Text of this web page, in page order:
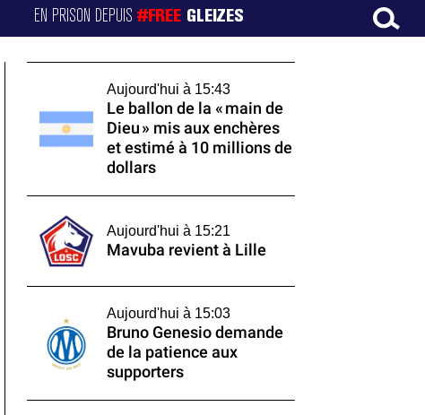
EN PRISON DEPUIS#FREE GLEIZES
Aujourd'hui à 15:43
Le ballon de la « main de
Dieu » mis aux enchères
et estimé à 10 millions de
dollars
Aujourd'hui à 15:21
Mavuba revient à Lille
Aujourd'hui à 15:03
Bruno Genesio demande
de la patience aux
supporters